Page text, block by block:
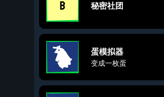
秘密社团
蛋模拟器
变成一枚蛋